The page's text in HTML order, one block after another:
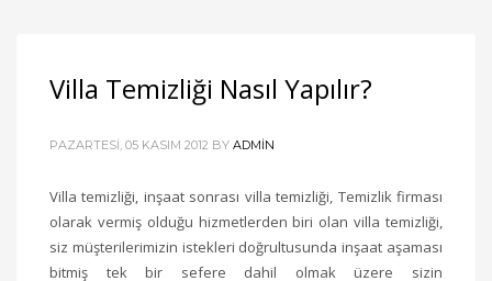
Villa Temizliği Nasıl Yapılır?
PAZARTESI, 05 KASIM 2012 BY ADMIN
Villa temizliği, inşaat sonrası villa temizliği, Temizlik firması
olarak vermiş olduğu hizmetlerden biri olan villa temizliği,
siz müşterilerimizin istekleri doğrultusunda inşaat aşaması
bitmiş tek bir sefere dahil olmak üzere sizin